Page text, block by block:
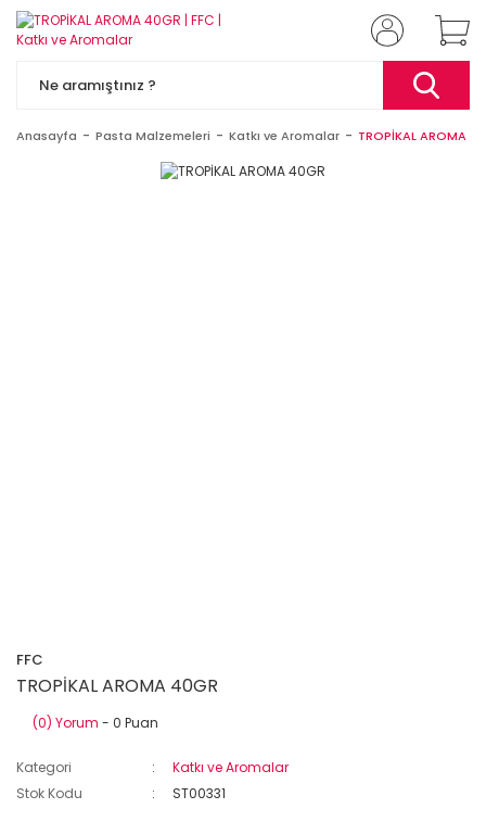
Anasayfa Pasta Malzemeleri Katkı ve Aromalar TROPİKAL AROMA
FFC
TROPİKAL AROMA 40GR
(0) Yorum - 0 Puan
Kategori
Katkı ve Aromalar
Stok Kodu
ST00331